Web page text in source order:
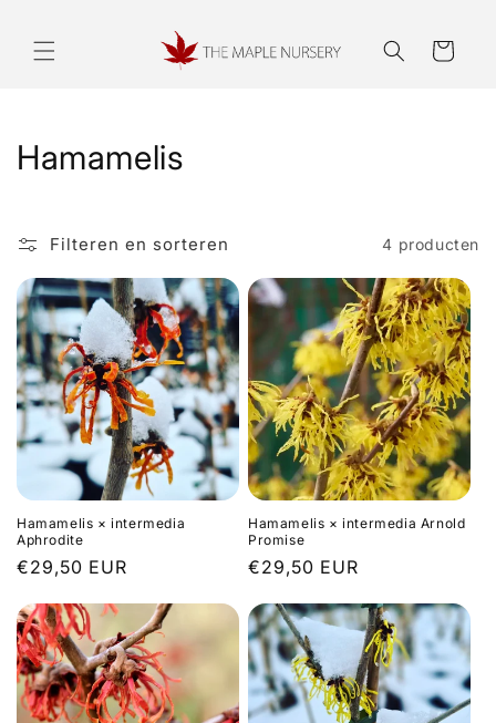
content
Winkelwagen
C
l
l
e
c
t
i
e
:
Hamamelis
Filteren en sorteren 4 producten
Hamamelis × intermedia
Aphrodite
Normale
€29,50 EUR
Hamamelis × intermedia Arnold
Promise
Normale
€29,50 EUR